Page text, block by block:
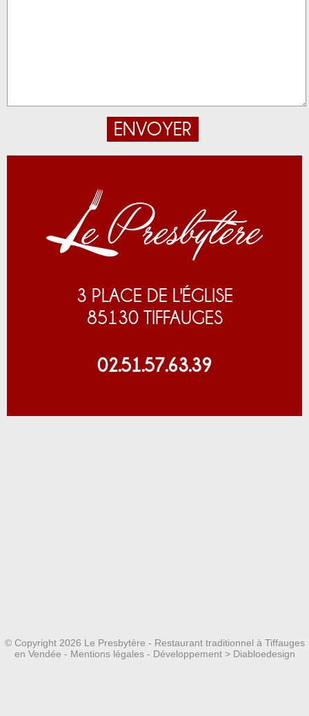
3 PLACE DE L'ÉGLISE
85130 TIFFAUGES
02.51.57.63.39
© Copyright 2026 Le Presbytère - Restaurant traditionnel à Tiffauges
en Vendée - Mentions légales- Développement > Diabloedesign